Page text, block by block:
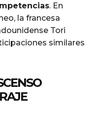
. En
la francesa
Tori
similares